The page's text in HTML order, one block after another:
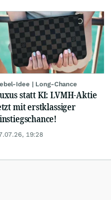
Idee | Long-Chance
statt KI: LVMH-Aktie
mit erstklassiger
19:28